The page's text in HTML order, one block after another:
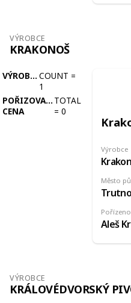
VÝROBCE
KRAKONOŠ
VÝROBCE COUNT =
1
POŘIZOVACÍ
CENA
TOTAL
= 0
Výrobce
Aleš
Město
VÝROBCE
KRÁLOVÉDVORSKÝ